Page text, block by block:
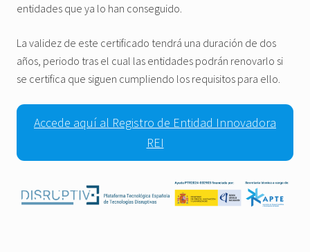
entidades que ya lo han conseguido.
La validez de este certificado tendrá una duración de dos
años, periodo tras el cual las entidades podrán renovarlo si
se certifica que siguen cumpliendo los requisitos para ello.
Accede aquí al Registro de Entidad Innovadora
REI